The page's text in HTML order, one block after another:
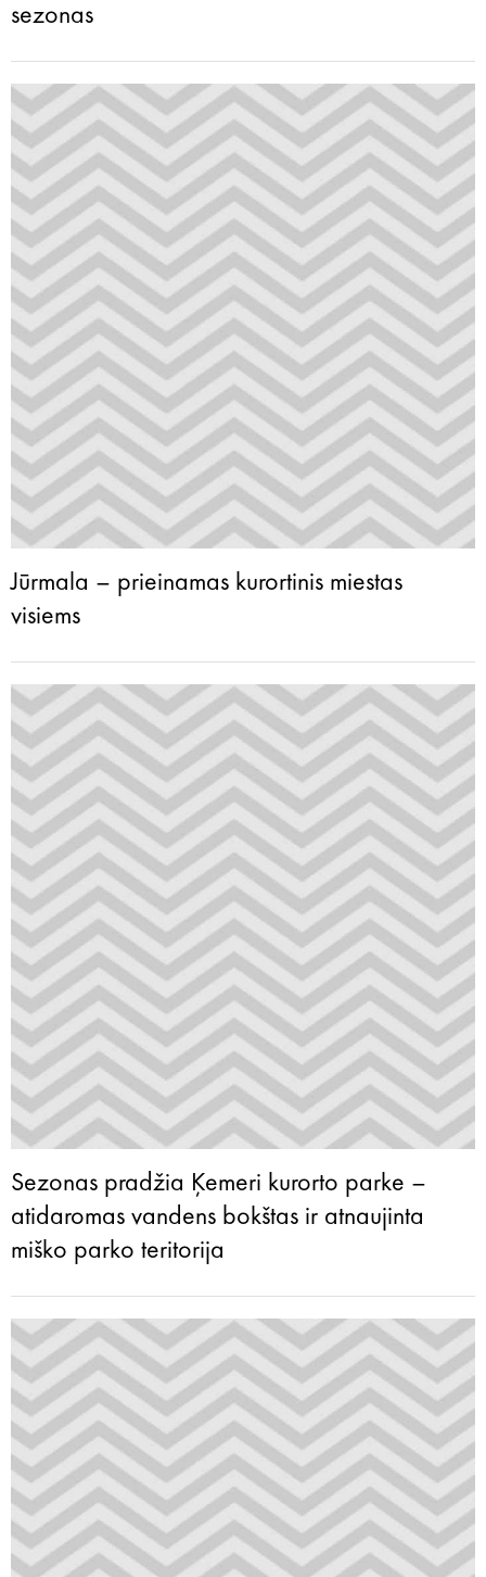
sezonas
Jūrmala – prieinamas kurortinis miestas
visiems
Sezonas pradžia Ķemeri kurorto parke –
atidaromas vandens bokštas ir atnaujinta
miško parko teritorija